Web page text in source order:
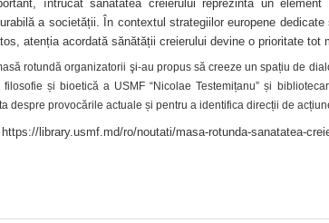
întrucât sănătatea creierului reprezintă un
a societății. În contextul strategiilor europene
atenția acordată sănătății creierului devine o prioritate tot
rotundă organizatorii şi-au propus să creeze un spațiu de
filosofie și bioetică a USMF “Nicolae Testemițanu” și
despre provocările actuale și pentru a identifica direcții de
https://library.usmf.md/ro/noutati/masa-rotunda-sanatatea-